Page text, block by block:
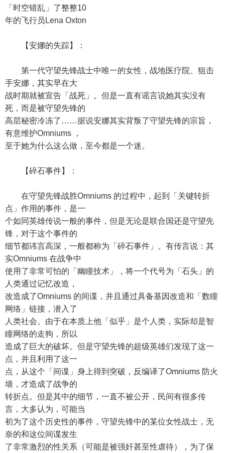
「时空错乱」了整整10
年的飞行员Lena Oxton
【安娜的失踪】：
第一代守望先锋战士中唯一的女性，战地医疗院、狙击
手安娜，其实早在大
战时期就被宣告「战死」。但是一直有谣言说她其实没有
死，而是被守望先锋的
高层秘密冷冻了……据说安娜其实背叛了守望先锋的宗旨，
有意维护Omniums ，
至于她为什么这么做，至今都是一个迷。
【碎石事件】：
在守望先锋战胜Omniums 的过程中，起到「关键转折
点」作用的事件，是一
个如同英雄传说一般的事件，但是无论是联合国还是守望先
锋，对于这个事件的
细节都讳言高深，一般都称为「碎石事件」。有传言说：其
实Omniums 在战争中
使用了非常可怕的「幽瞳技术」，将一个代号为「石头」的
人类通过记忆改造，
改造成了Omniums 的间谍，并且通过具备基因改造和「数瞳
网络」链接，潜入了
人类社会。由于在本质上他「似乎」是个人类，实际却是智
瞳网络的走狗，所以
造成了巨大的破坏。但是守望先锋的超级英雄们发现了这一
点，并且利用了这一
点，从这个「间谍」身上得到突破，反编译了Omniums 防火
墙，才造成了战争的
转折点。但是其中的细节，一直不被公开，民间有很多传
言，大多认为，可能当
初为了这个历史性的事件，守望先锋中的某位女性战士，无
奈的和这位间谍发生
了非常激烈的性关系（可能是被强奸甚至性虐待），为了保